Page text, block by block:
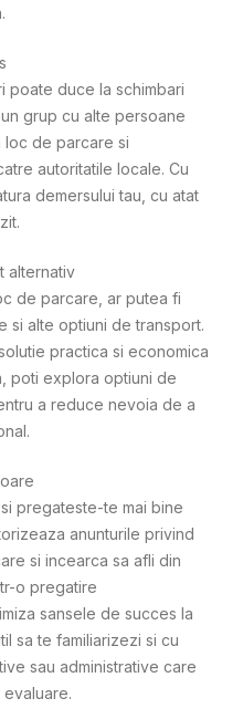
poate duce la schimbari
grup cu alte persoane
loc de parcare si
autoritatile locale. Cu
demersului tau, cu atat
alternativ
de parcare, ar putea fi
si alte optiuni de transport.
practica si economica
poti explora optiuni de
a reduce nevoia de a
pregateste-te mai bine
anunturile privind
si incearca sa afli din
o pregatire
sansele de succes la
sa te familiarizezi si cu
sau administrative care